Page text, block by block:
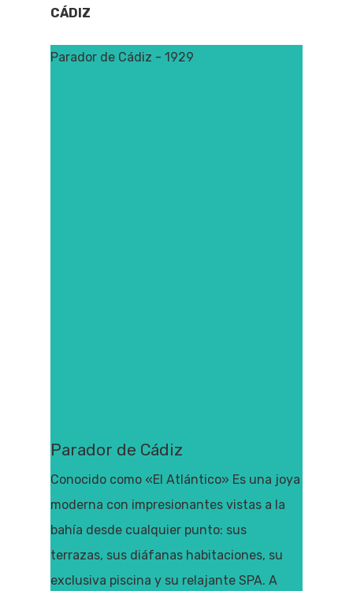
CÁDIZ
Parador de Cádiz - 1929
Parador de Cádiz
Conocido como «El Atlántico» Es una joya
moderna con impresionantes vistas a la
bahía desde cualquier punto: sus
terrazas, sus diáfanas habitaciones, su
exclusiva piscina y su relajante SPA. A